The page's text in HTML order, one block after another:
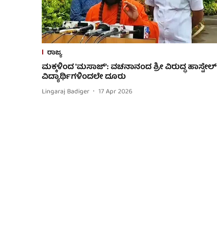
ರಾಜ್ಯ
ಮಕ್ಕಳಿಂದ 'ಮಸಾಜ್': ವಚನಾನಂದ ಶ್ರೀ ವಿರುದ್ಧ ಹಾಸ್ಟೇಲ್
ವಿದ್ಯಾರ್ಥಿಗಳಿಂದಲೇ ದೂರು
Lingaraj Badiger 17 Apr 2026